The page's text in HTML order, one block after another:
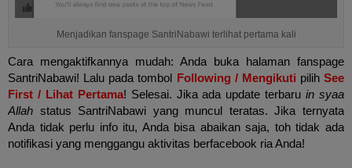
Menjadikan fanspage SantriNabawi terlihat pertama kali
Cara mengaktifkannya mudah: Anda buka halaman fanspage
SantriNabawi! Lalu pada tombol Following / Mengikuti pilih See
First / Lihat Pertama! Selesai. Jika ada update terbaruin syaa
Allah status SantriNabawi yang muncul teratas. Jika ternyata
Anda tidak perlu info itu, Anda bisa abaikan saja, toh tidak ada
notifikasi yang menggangu aktivitas berfacebook ria Anda!